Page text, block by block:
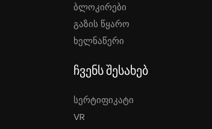
Ბლოკირები
Გაზის Წყარო
Ხელნაწერი
ჩვენს შესახებ
Სერტიფიკატი
VR